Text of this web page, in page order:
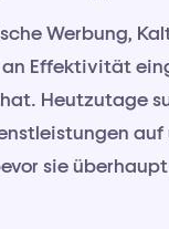
Werbung,
Effektivität
Heutzutage
sie